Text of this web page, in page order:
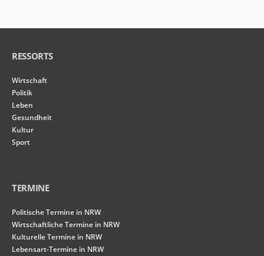
RESSORTS
Wirtschaft
Politik
Leben
Gesundheit
Kultur
Sport
TERMINE
Politische Termine in NRW
Wirtschaftliche Termine in NRW
Kulturelle Termine in NRW
Lebensart-Termine in NRW